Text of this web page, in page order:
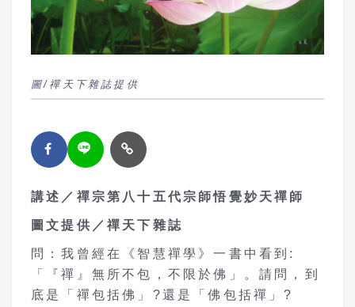
圖/禪天下雜誌提供
講述／禪宗第八十五代宗師悟覺妙天禪師
圖文提供／禪天下雜誌
問：我曾經在《智慧禪學》一書中看到:
「『禪』無所不包，不限於佛」。請問，到
底是「禪包括佛」?還是「佛包括禪」?